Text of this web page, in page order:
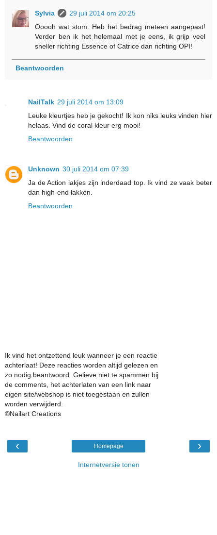
Sylvia
29 juli 2014 om 20:25
Ooooh wat stom. Heb het bedrag meteen aangepast!
Verder ben ik het helemaal met je eens, ik grijp veel
sneller richting Essence of Catrice dan richting OPI!
Beantwoorden
NailTalk 29 juli 2014 om 13:09
Leuke kleurtjes heb je gekocht! Ik kon niks leuks vinden hier
helaas. Vind de coral kleur erg mooi!
Beantwoorden
Unknown 30 juli 2014 om 07:39
Ja de Action lakjes zijn inderdaad top. Ik vind ze vaak beter
dan high-end lakken.
Beantwoorden
Ik vind het ontzettend leuk wanneer je een reactie
achterlaat! Deze reacties worden altijd gelezen en
zo nodig beantwoord. Gelieve niet te spammen bij
de comments, het achterlaten van een link naar
eigen site/webshop is niet toegestaan en zullen
worden verwijderd.
©Nailart Creations
‹ ›
Homepage
Internetversie tonen